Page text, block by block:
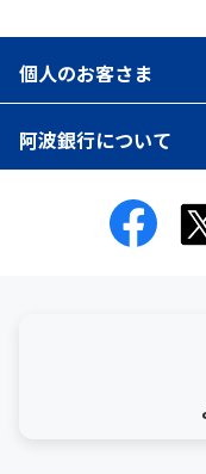
個人のお客さま
阿波銀行について